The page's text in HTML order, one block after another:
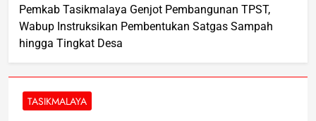
Pemkab Tasikmalaya Genjot Pembangunan TPST,
Wabup Instruksikan Pembentukan Satgas Sampah
hingga Tingkat Desa
TASIKMALAYA